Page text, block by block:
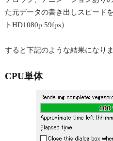
た元データの書き出しスピード
トHD1080p 59fps）
すると下記のような結果になりま
CPU単体